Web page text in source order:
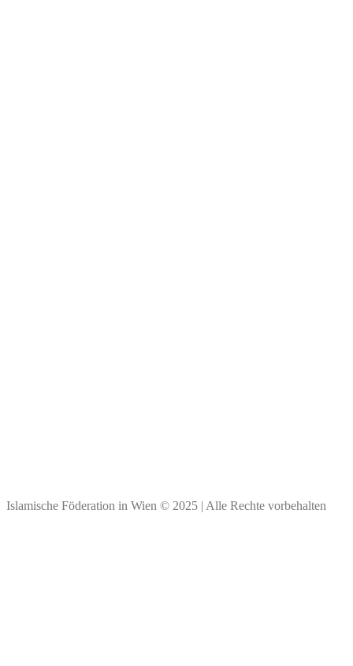
Islamische Föderation in Wien © 2025 | Alle Rechte vorbehalten